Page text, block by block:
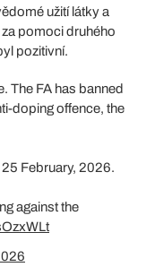
užití látky a
pomoci druhého
pozitivní.
The FA has banned
doping offence, the
February, 2026.
against the